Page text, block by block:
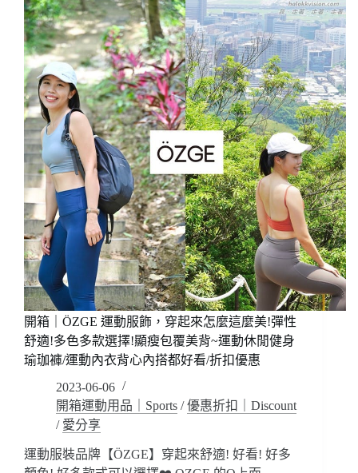
開箱｜ÖZGE 運動服飾，穿起來怎麼這麼美!彈性
舒適!多色多款選擇!顯瘦包覆美背~運動休閒健身
瑜珈褲/運動內衣背心內搭都好看/折扣優惠
2023-06-06
開箱運動用品｜Sports /優惠折扣｜Discount
/ 愛分享
運動服裝品牌【ÖZGE】穿起來舒適! 好看! 好多